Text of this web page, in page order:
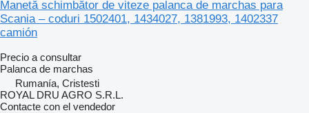
Manetă schimbător de viteze palanca de marchas para
Scania – coduri 1502401, 1434027, 1381993, 1402337
camión
Precio a consultar
Palanca de marchas
Rumanía, Cristesti
ROYAL DRU AGRO S.R.L.
Contacte con el vendedor